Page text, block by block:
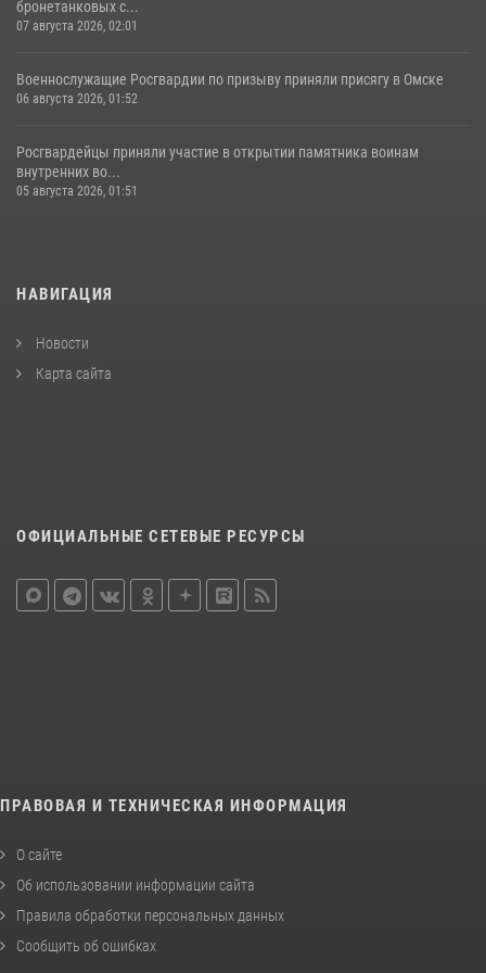
бронетанковых с...
07 августа 2026, 02:01
Военнослужащие Росгвардии по призыву приняли присягу в Омске
06 августа 2026, 01:52
Росгвардейцы приняли участие в открытии памятника воинам
внутренних во...
05 августа 2026, 01:51
НАВИГАЦИЯ
Новости
Карта сайта
ОФИЦИАЛЬНЫЕ СЕТЕВЫЕ РЕСУРСЫ
ПРАВОВАЯ И ТЕХНИЧЕСКАЯ ИНФОРМАЦИЯ
О сайте
Об использовании информации сайта
Правила обработки персональных данных
Сообщить об ошибках